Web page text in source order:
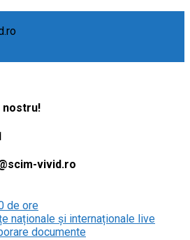
nostru!
vivid.ro
de ore
naționale și internaționale live
documente